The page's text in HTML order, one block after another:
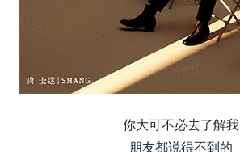
你大可不必去了解我
朋友都说得不到的